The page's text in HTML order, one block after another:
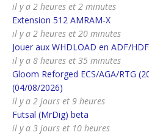
il y a 2 heures et 2 minutes
Extension 512 AMRAM-X
il y a 2 heures et 20 minutes
Jouer aux WHDLOAD en ADF/HDF
il y a 8 heures et 35 minutes
Gloom Reforged ECS/AGA/RTG
(04/08/2026)
il y a 2 jours et 9 heures
Futsal (MrDig) beta
il y a 3 jours et 10 heures